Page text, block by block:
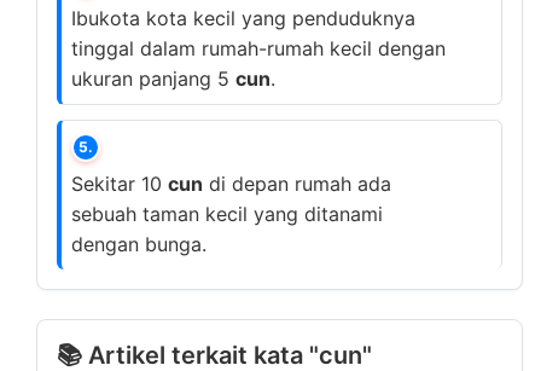
Ibukota kota kecil yang penduduknya
tinggal dalam rumah-rumah kecil dengan
ukuran panjang 5 cun.
5.
Sekitar 10 cun di depan rumah ada
sebuah taman kecil yang ditanami
dengan bunga.
📚 Artikel terkait kata "cun"